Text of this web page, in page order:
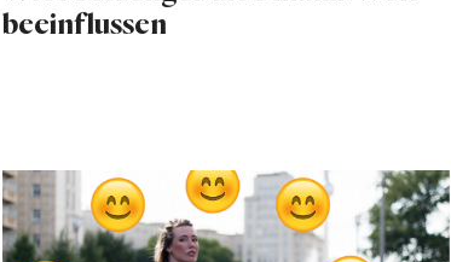
beeinflussen